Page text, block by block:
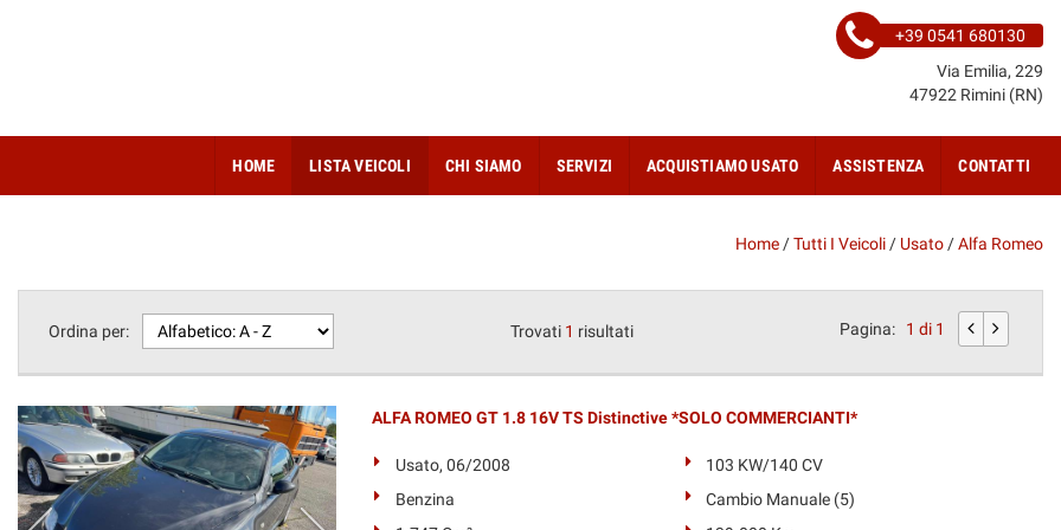
+39 0541 680130
Via Emilia, 229
47922 Rimini (RN)
HOME LISTA VEICOLI CHI SIAMO SERVIZI ACQUISTIAMO USATO ASSISTENZA CONTATTI
Home /Tutti I Veicoli / Usato /Alfa Romeo
Ordina per: Trovati 1 risultati Pagina: 1 di 1
ALFA ROMEO GT 1.8 16V TS Distinctive *SOLO COMMERCIANTI*
Usato, 06/2008
103 KW/140 CV
Benzina
Cambio Manuale (5)